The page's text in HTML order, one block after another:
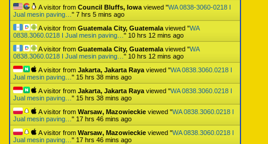
A visitor from Council Bluffs, Iowa viewed "WA 0838-3060-0218 I
Jual mesin paving… " 7 hrs 5 mins ago
A visitor from Guatemala City, Guatemala viewed "WA
0838.3060.0218 I Jual mesin paving… " 10 hrs 12 mins ago
A visitor from Guatemala City, Guatemala viewed "WA
0838.3060.0218 I Jual mesin paving… " 10 hrs 12 mins ago
A visitor from Jakarta, Jakarta Raya viewed "WA 0838.3060.0218 I
Jual mesin paving… " 15 hrs 38 mins ago
A visitor from Jakarta, Jakarta Raya viewed "WA 0838.3060.0218 I
Jual mesin paving… " 15 hrs 38 mins ago
A visitor from Warsaw, Mazowieckie viewed "WA 0838.3060.0218 I
Jual mesin paving… " 17 hrs 46 mins ago
A visitor from Warsaw, Mazowieckie viewed "WA 0838.3060.0218 I
Jual mesin paving… " 17 hrs 46 mins ago